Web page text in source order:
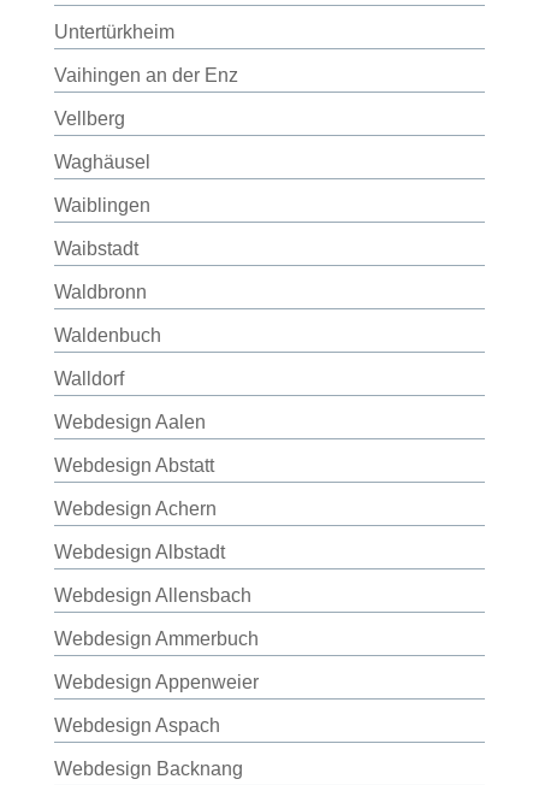
Untertürkheim
Vaihingen an der Enz
Vellberg
Waghäusel
Waiblingen
Waibstadt
Waldbronn
Waldenbuch
Walldorf
Webdesign Aalen
Webdesign Abstatt
Webdesign Achern
Webdesign Albstadt
Webdesign Allensbach
Webdesign Ammerbuch
Webdesign Appenweier
Webdesign Aspach
Webdesign Backnang